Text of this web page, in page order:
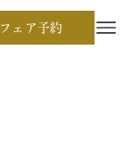
フェア予約